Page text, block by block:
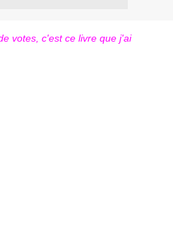
votes, c'est ce livre que j'ai